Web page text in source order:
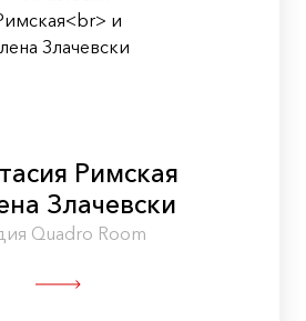
Римская
Злачевски
Quadro Room